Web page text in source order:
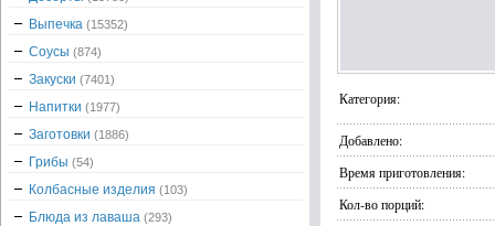
Категория:
Добавлено:
Время приготовления:
Кол-во порций:
Выпечка (15352)
Соусы (874)
Закуски (7401)
Напитки (1977)
Заготовки (1886)
Грибы (54)
Колбасные изделия (103)
Блюда из лаваша (293)